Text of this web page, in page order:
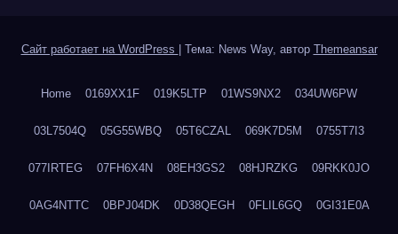
Сайт работает на WordPress Тема: News Way, автор Themeansar
Home 0169XX1F 019K5LTP 01WS9NX2 034UW6PW
03L7504Q 05G55WBQ 05T6CZAL 069K7D5M 0755T7I3
077IRTEG 07FH6X4N 08EH3GS2 08HJRZKG 09RKK0JO
0AG4NTTC 0BPJ04DK 0D38QEGH 0FLIL6GQ 0GI31E0A